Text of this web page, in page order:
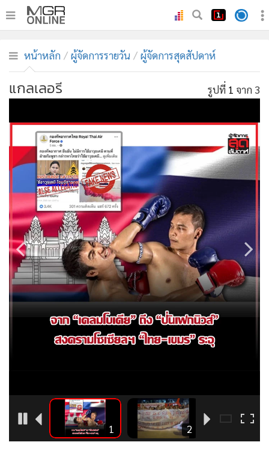
ทันเหตุการณ์
• ภาคใต้
• ภูมิภาค
• Online Section
บันเทิง
ผู้จัดการรายวัน
คอลัมนิสต์
• ละคร
• CbizReview
• Cyber BIZ
• ผู้จัดกวน
• Good health & Well-being
• Green Innovation & SD
• Management & HR
MGR Live
Infographic
• กีฬา
ต่างประเทศ
Special Scoop
หน้าหลัก ผู้จัดการรายวัน ผู้จัดการสุดสัปดาห์
แกลเลอรี รูปที่ 1 จาก 3
1 2